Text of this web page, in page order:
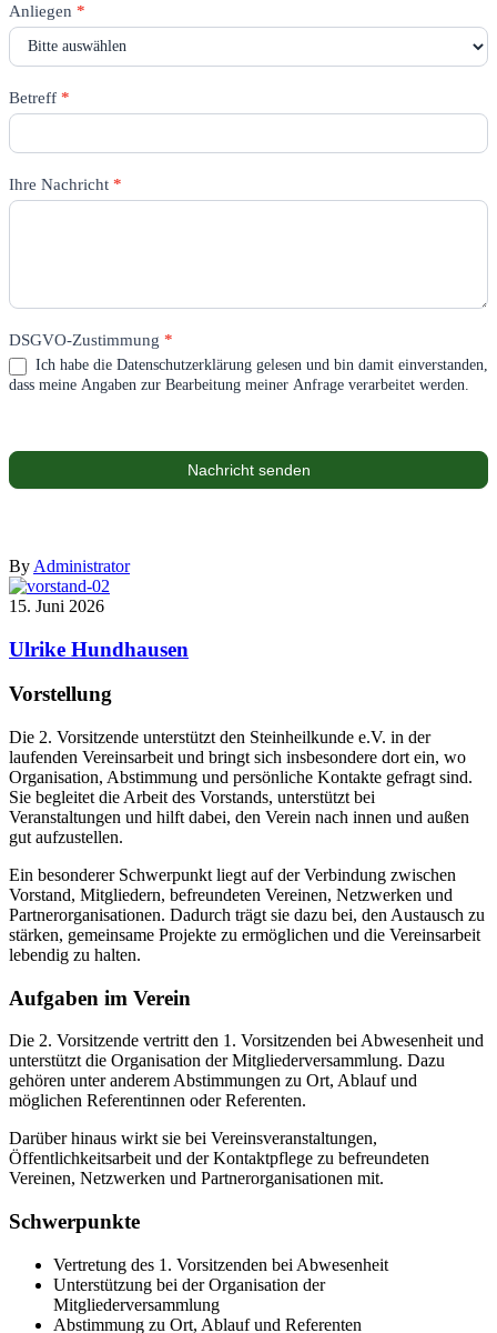
Anliegen *
Betreff *
Ihre Nachricht *
DSGVO-Zustimmung *
dass meine Angaben zur Bearbeitung meiner Anfrage verarbeitet werden.
Nachricht senden
By Administrator
15. Juni 2026
Ulrike Hundhausen
Vorstellung
Die 2. Vorsitzende unterstützt den Steinheilkunde e.V. in der
laufenden Vereinsarbeit und bringt sich insbesondere dort ein, wo
Organisation, Abstimmung und persönliche Kontakte gefragt sind.
Sie begleitet die Arbeit des Vorstands, unterstützt bei
Veranstaltungen und hilft dabei, den Verein nach innen und außen
gut aufzustellen.
Ein besonderer Schwerpunkt liegt auf der Verbindung zwischen
Vorstand, Mitgliedern, befreundeten Vereinen, Netzwerken und
Partnerorganisationen. Dadurch trägt sie dazu bei, den Austausch zu
stärken, gemeinsame Projekte zu ermöglichen und die Vereinsarbeit
lebendig zu halten.
Aufgaben im Verein
Die 2. Vorsitzende vertritt den 1. Vorsitzenden bei Abwesenheit und
unterstützt die Organisation der Mitgliederversammlung. Dazu
gehören unter anderem Abstimmungen zu Ort, Ablauf und
möglichen Referentinnen oder Referenten.
Darüber hinaus wirkt sie bei Vereinsveranstaltungen,
Öffentlichkeitsarbeit und der Kontaktpflege zu befreundeten
Vereinen, Netzwerken und Partnerorganisationen mit.
Schwerpunkte
Vertretung des 1. Vorsitzenden bei Abwesenheit
Unterstützung bei der Organisation der
Mitgliederversammlung
Abstimmung zu Ort, Ablauf und Referenten